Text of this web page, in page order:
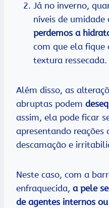
Já no inverno,
níveis de umidade
perdemos a
com que ela fique
textura ressecada.
Além disso, as
abruptas podem
assim, ela pode ficar
apresentando reações
descamação e
Neste caso, com a
enfraquecida, a pele
de agentes internos